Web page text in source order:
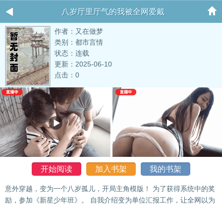
八岁厅里厅气的我被全网爱戴
作者：又在做梦
类别：都市言情
状态：连载
更新：2025-06-10
点击：0
开始阅读 加入书架 我的书架
意外穿越，变为一个八岁孤儿，开局主角模版！ 为了获得系统中的奖
励，参加《新星少年班》。 自我介绍变为单位汇报工作，让全网以为